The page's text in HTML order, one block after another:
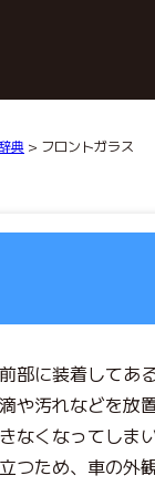
典 > フロントガラス
部に装着してあ
や汚れなどを
なくなってしまい
つため、車の外